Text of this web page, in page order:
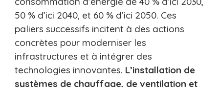
50 % d’ici 2040, et 60 % d’ici 2050. Ces
paliers successifs incitent à des actions
concrètes pour moderniser les
infrastructures et à intégrer des
technologies innovantes. L’installation de
systèmes de chauffage, de ventilation et